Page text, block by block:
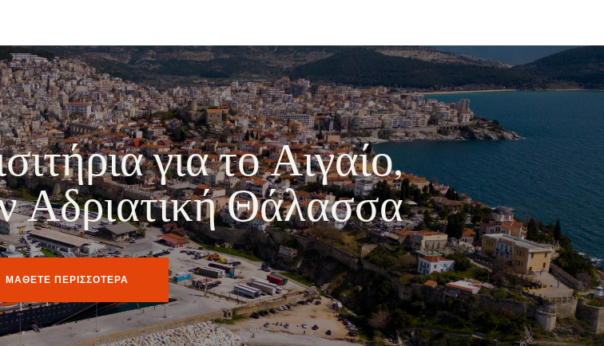
για το Αιγαίο,
Αδριατική Θάλασσα
ΜΑΘΕΤΕ ΠΕΡΙΣΣΟΤΕΡΑ